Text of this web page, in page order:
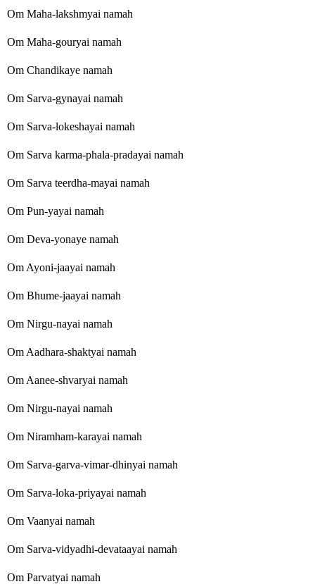
Om Maha-lakshmyai namah
Om Maha-gouryai namah
Om Chandikaye namah
Om Sarva-gynayai namah
Om Sarva-lokeshayai namah
Om Sarva karma-phala-pradayai namah
Om Sarva teerdha-mayai namah
Om Pun-yayai namah
Om Deva-yonaye namah
Om Ayoni-jaayai namah
Om Bhume-jaayai namah
Om Nirgu-nayai namah
Om Aadhara-shaktyai namah
Om Aanee-shvaryai namah
Om Nirgu-nayai namah
Om Niramham-karayai namah
Om Sarva-garva-vimar-dhinyai namah
Om Sarva-loka-priyayai namah
Om Vaanyai namah
Om Sarva-vidyadhi-devataayai namah
Om Parvatyai namah